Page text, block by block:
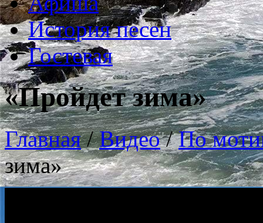
История песен
Гостевая
«Пройдет зима»
Главная/Видео/По
зима»